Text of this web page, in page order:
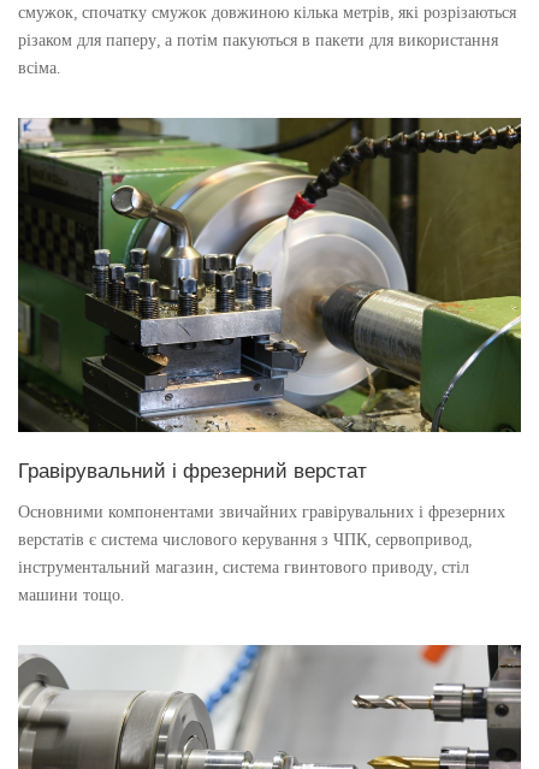
смужок, спочатку смужок довжиною кілька метрів, які розрізаються
різаком для паперу, а потім пакуються в пакети для використання
всіма.
Гравірувальний і фрезерний верстат
Основними компонентами звичайних гравірувальних і фрезерних
верстатів є система числового керування з ЧПК, сервопривод,
інструментальний магазин, система гвинтового приводу, стіл
машини тощо.